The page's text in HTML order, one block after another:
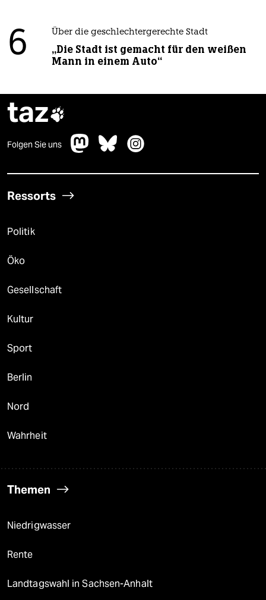
6 Über die geschlechtergerechte Stadt
„Die Stadt ist gemacht für den weißen
Mann in einem Auto“
taz
Folgen Sie uns
Ressorts
Politik
Öko
Gesellschaft
Kultur
Sport
Berlin
Nord
Wahrheit
Themen
Niedrigwasser
Rente
Landtagswahl in Sachsen-Anhalt